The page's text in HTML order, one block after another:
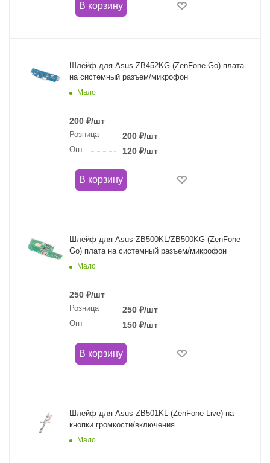
В корзину
Шлейф для Asus ZB452KG (ZenFone Go) плата
на системный разъем/микрофон
Мало
200 ₽/шт
Розница 200₽/шт
Опт 120₽/шт
В корзину
Шлейф для Asus ZB500KL/ZB500KG (ZenFone
Go) плата на системный разъем/микрофон
Мало
250 ₽/шт
Розница 250₽/шт
Опт 150₽/шт
В корзину
Шлейф для Asus ZB501KL (ZenFone Live) на
кнопки громкости/включения
Мало